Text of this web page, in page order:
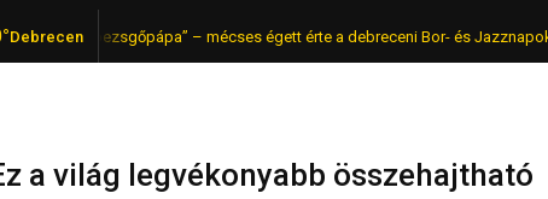
Debrecen„pezsgőpápa” – mécses égett érte a debreceni Bor- és Jazznapokon
a világ legvékonyabb összehajtható